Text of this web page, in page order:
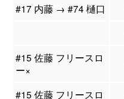
#17 内藤 → #74 樋口
#15 佐藤 フリースロ
ー×
#15 佐藤 フリースロ